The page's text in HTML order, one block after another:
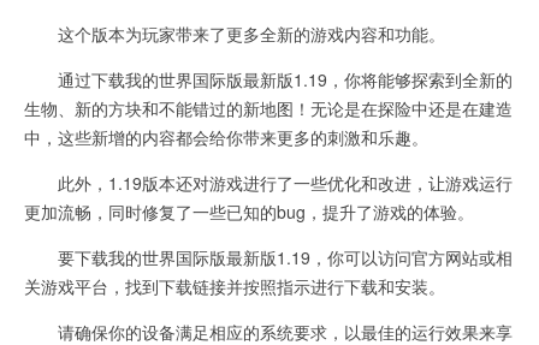
这个版本为玩家带来了更多全新的游戏内容和功能。
通过下载我的世界国际版最新版1.19，你将能够探索到全新的
生物、新的方块和不能错过的新地图！无论是在探险中还是在建造
中，这些新增的内容都会给你带来更多的刺激和乐趣。
此外，1.19版本还对游戏进行了一些优化和改进，让游戏运行
更加流畅，同时修复了一些已知的bug，提升了游戏的体验。
要下载我的世界国际版最新版1.19，你可以访问官方网站或相
关游戏平台，找到下载链接并按照指示进行下载和安装。
请确保你的设备满足相应的系统要求，以最佳的运行效果来享